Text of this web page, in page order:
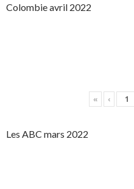
Colombie avril 2022
« ‹
Les ABC mars 2022